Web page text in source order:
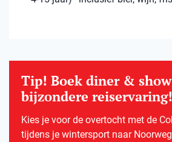
Tip! Boek diner &
bijzondere reiservaring!
Kies je voor de overtocht met de
tijdens je wintersport naar